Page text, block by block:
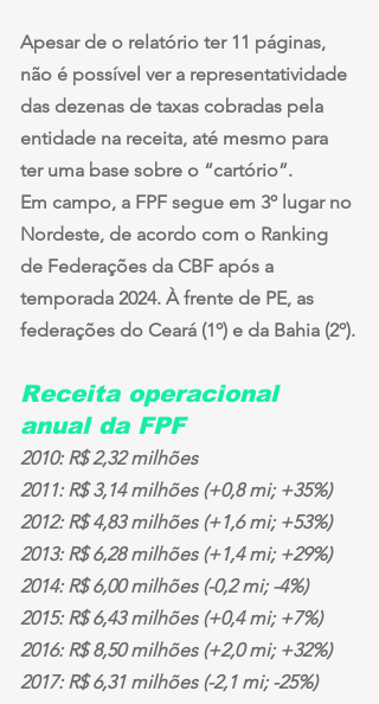
Apesar de o relatório ter 11 páginas,
não é possível ver a representatividade
das dezenas de taxas cobradas pela
entidade na receita, até mesmo para
ter uma base sobre o “cartório”.
Em campo, a FPF segue em 3º lugar no
Nordeste, de acordo com o Ranking
de Federações da CBF após a
temporada 2024. À frente de PE, as
federações do Ceará (1º) e da Bahia (2º).
Receita operacional
anual da FPF
2010: R$ 2,32 milhões
2011: R$ 3,14 milhões (+0,8 mi; +35%)
2012: R$ 4,83 milhões (+1,6 mi; +53%)
2013: R$ 6,28 milhões (+1,4 mi; +29%)
2014: R$ 6,00 milhões (-0,2 mi; -4%)
2015: R$ 6,43 milhões (+0,4 mi; +7%)
2016: R$ 8,50 milhões (+2,0 mi; +32%)
2017: R$ 6,31 milhões (-2,1 mi; -25%)